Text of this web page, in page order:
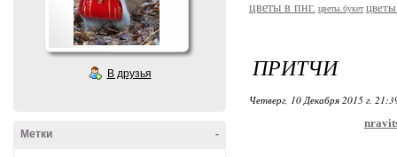
В друзья
-
Метки
цветы в пнг. цветы.букет
ПРИТЧИ
Четверг, 10 Декабря 2015 г.